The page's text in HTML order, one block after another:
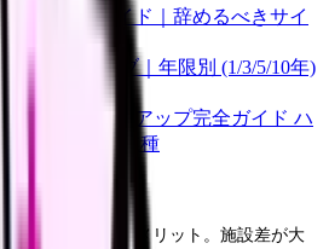
時の完全ガイド｜辞めるべきサイ
職準備
復職 完全ハブ｜年限別 (1/3/5/10年)
プログラム
護師のキャリアアップ完全ガイド ハ
定 / 役職 / 異業種
見る
後の大きな経済メリット。施設差が大